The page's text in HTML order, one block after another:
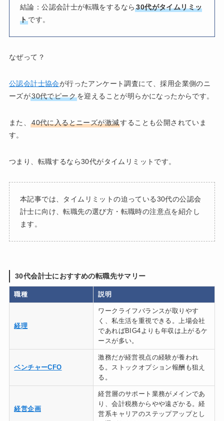
結論：公認会計士が転職をするなら30代がタイムリミッ
トです。
なぜって？
公認会計士協会が行ったアンケート調査にて、採用企業側のニ
ーズが30代でピークを迎えることが明らかになったからです。
また、40代に入るとニーズが激減することも公開されていま
す。
つまり、転職するなら30代がタイムリミットです。
本記事では、タイムリミットの迫っている30代の公認会
計士に向け、転職先の選び方・転職時の注意点を紹介し
ます。
30代会計士におすすめの転職先サマリー
職種 説明
経理
ワークライフバランスが取りやす
く、私生活を重視できる。上場会社
であればBIG4よりも年収は上がるケ
ースが多い。
ベンチャーCFO
激務だが経営視点の経験が養われ
る。ストックオプション報酬も狙え
る。
経営企画
経営層のサポート業務がメインであ
り、会計税務からやや遠ざかる。経
営系キャリアのステップアップとし